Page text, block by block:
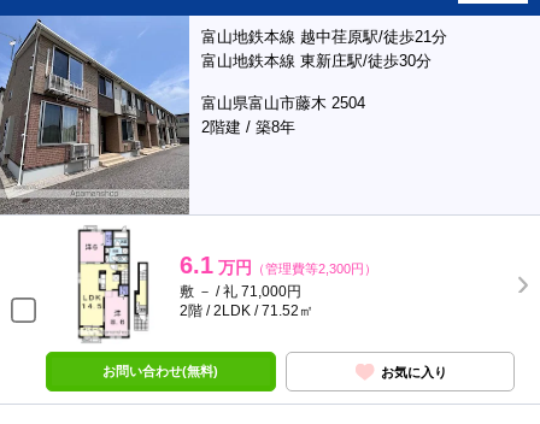
富山地鉄本線 越中荏原駅/徒歩21分
富山地鉄本線 東新庄駅/徒歩30分
富山県富山市藤木 2504
2階建 / 築8年
6.1 万円 （管理費等2,300円）
敷 － / 礼 71,000円
2階 / 2LDK / 71.52㎡
お問い合わせ(無料) お気に入り